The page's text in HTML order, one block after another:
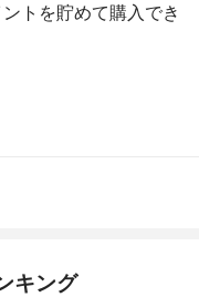
トを貯めて購入でき
キング